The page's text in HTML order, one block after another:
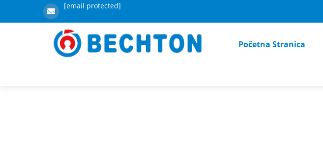
[email protected]
Početna Stranica